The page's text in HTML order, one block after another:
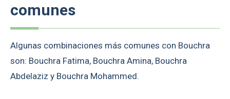
comunes
Algunas combinaciones más comunes con Bouchra
son: Bouchra Fatima, Bouchra Amina, Bouchra
Abdelaziz y Bouchra Mohammed.